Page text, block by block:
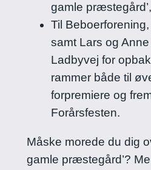
gamle præstegård’,
Til
samt Lars og
Ladbyvej for
rammer både til
forpremiere og
Forårsfesten.
Måske morede du dig
gamle præstegård’?